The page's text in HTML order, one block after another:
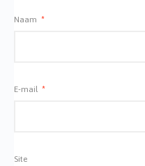
Naam *
E-mail *
Site